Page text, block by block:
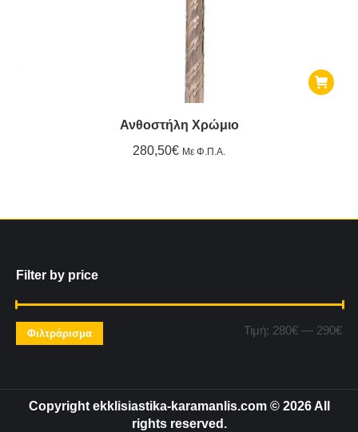
Ανθοστήλη Χρώμιο
280,50€ Με Φ.Π.Α.
Filter by price
Φιλτράρισμα Τιμή: 280€ — 290€
Copyright ekklisiastika-karamanlis.com © 2026 All
rights reserved.